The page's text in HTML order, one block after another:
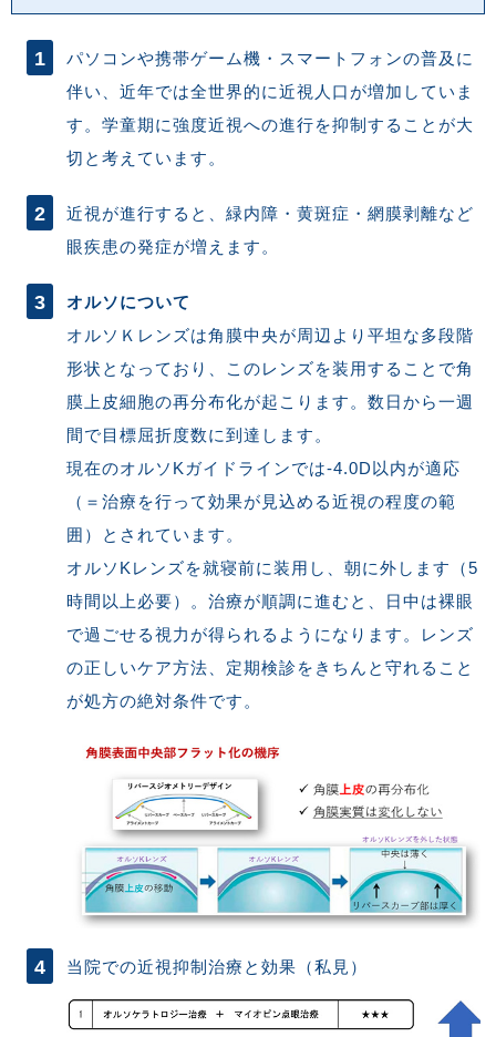
パソコンや携帯ゲーム機・スマートフォンの普及に
伴い、近年では全世界的に近視人口が増加していま
す。学童期に強度近視への進行を抑制することが大
切と考えています。
近視が進行すると、緑内障・黄斑症・網膜剥離など
眼疾患の発症が増えます。
オルソについて
オルソＫレンズは角膜中央が周辺より平坦な多段階
形状となっており、このレンズを装用することで角
膜上皮細胞の再分布化が起こります。数日から一週
間で目標屈折度数に到達します。
現在のオルソKガイドラインでは-4.0D以内が適応
（＝治療を行って効果が見込める近視の程度の範
囲）とされています。
オルソKレンズを就寝前に装用し、朝に外します（5
時間以上必要）。治療が順調に進むと、日中は裸眼
で過ごせる視力が得られるようになります。レンズ
の正しいケア方法、定期検診をきちんと守れること
が処方の絶対条件です。
当院での近視抑制治療と効果（私見）